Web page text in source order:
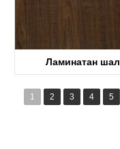
Ламинатан шал
1 2 3 4 5